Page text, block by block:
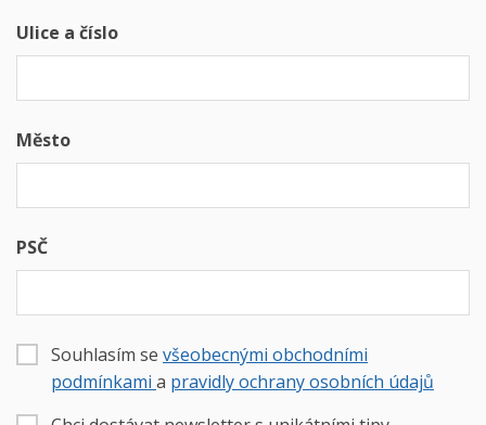
Ulice a číslo
Město
PSČ
Souhlasím se všeobecnými obchodními
podmínkami a pravidly ochrany osobních údajů